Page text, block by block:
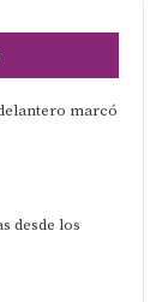
marcó
desde los